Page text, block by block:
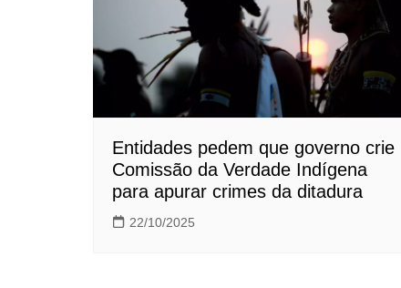
Entidades pedem que governo crie
Comissão da Verdade Indígena
para apurar crimes da ditadura
22/10/2025